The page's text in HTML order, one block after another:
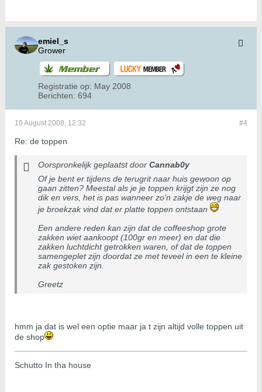
emiel_s
Grower
Registratie op: May 2008
Berichten: 694
#4
10 August 2008, 12:32
Re: de toppen
Oorspronkelijk geplaatst door Cannab0y
Of je bent er tijdens de terugrit naar huis gewoon op
gaan zitten? Meestal als je je toppen krijgt zijn ze nog
dik en vers, het is pas wanneer zo'n zakje de weg naar
je broekzak vind dat er platte toppen ontstaan
Een andere reden kan zijn dat de coffeeshop grote
zakken wiet aankoopt (100gr en meer) en dat die
zakken luchtdicht getrokken waren, of dat de toppen
samengeplet zijn doordat ze met teveel in een te kleine
zak gestoken zijn.
Greetz
hmm ja dat is wel een optie maar ja t zijn altijd volle toppen uit
de shop
Schutto In tha house